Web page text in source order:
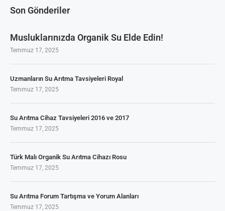
Son Gönderiler
Musluklarınızda Organik Su Elde Edin!
Temmuz 17, 2025
Uzmanların Su Arıtma Tavsiyeleri Royal
Temmuz 17, 2025
Su Arıtma Cihaz Tavsiyeleri 2016 ve 2017
Temmuz 17, 2025
Türk Malı Organik Su Arıtma Cihazı Rosu
Temmuz 17, 2025
Su Arıtma Forum Tartışma ve Yorum Alanları
Temmuz 17, 2025